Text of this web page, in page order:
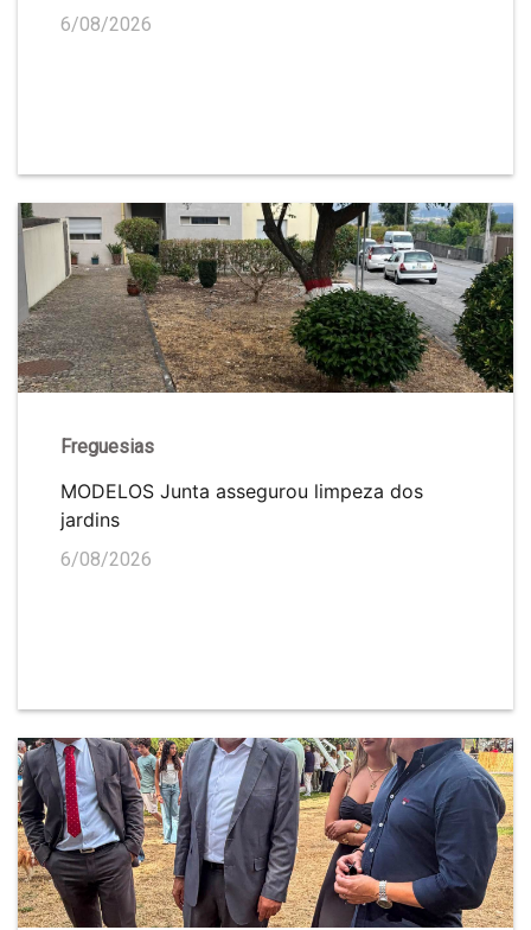
6/08/2026
Freguesias
MODELOS Junta assegurou limpeza dos
jardins
6/08/2026